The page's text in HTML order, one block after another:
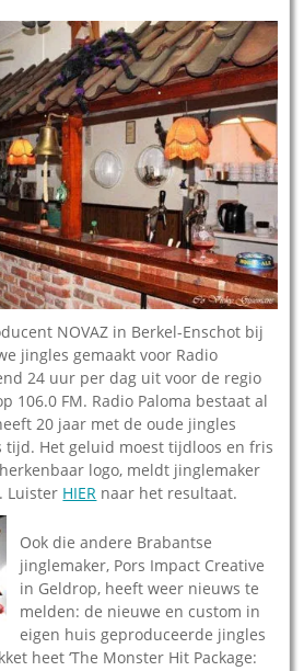
NOVAZ in Berkel-Enschot bij
jingles gemaakt voor Radio
24 uur per dag uit voor de regio
106.0 FM. Radio Paloma bestaat al
20 jaar met de oude jingles
tijd. Het geluid moest tijdloos en fris
logo, meldt jinglemaker
Luister HIER naar het resultaat.
Ook die andere Brabantse
jinglemaker, Pors Impact Creative
in Geldrop, heeft weer nieuws te
melden: de nieuwe en custom in
eigen huis geproduceerde jingles
heet ‘The Monster Hit Package: